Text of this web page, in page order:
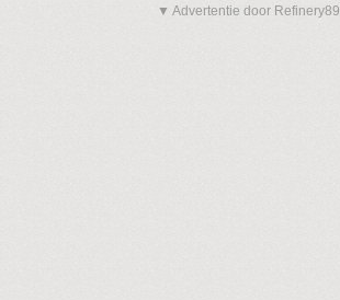
▼ Advertentie door Refinery89